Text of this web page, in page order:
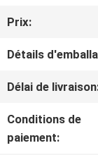
CONTRÔLE
DE
LA
QUALITÉ
Prix:
Détails
Délai de
Conditions de
paiement: